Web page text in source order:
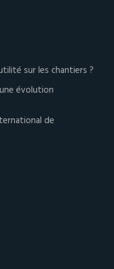
sur les chantiers ?
évolution
de